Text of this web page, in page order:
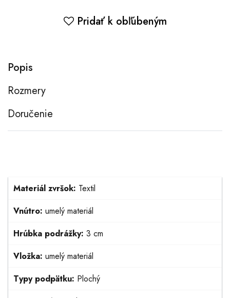
Pridať k obľúbeným
Popis
Rozmery
Doručenie
Materiál zvršok: Textil
Vnútro: umelý materiál
Hrúbka podrážky: 3 cm
Vložka: umelý materiál
Typy podpätku: Plochý